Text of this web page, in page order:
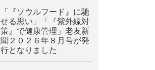
「『ソウルフード』に馳
せる思い」「『紫外線対
策』で健康管理」老友新
聞２０２６年８月号が発
行となりました